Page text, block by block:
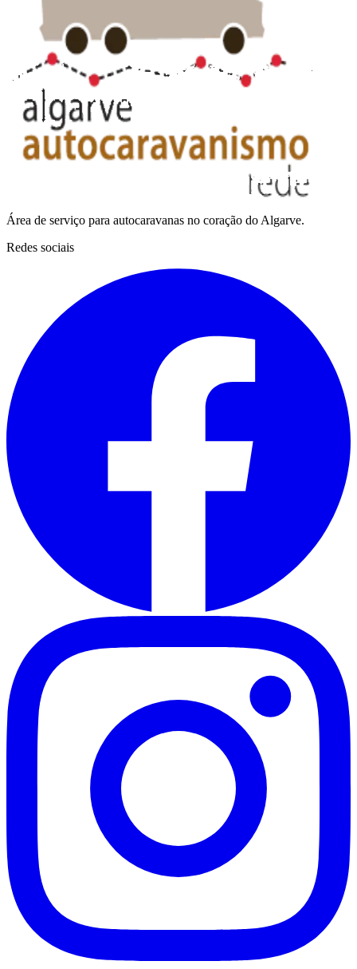
Área de serviço para autocaravanas no coração do Algarve.
Redes sociais